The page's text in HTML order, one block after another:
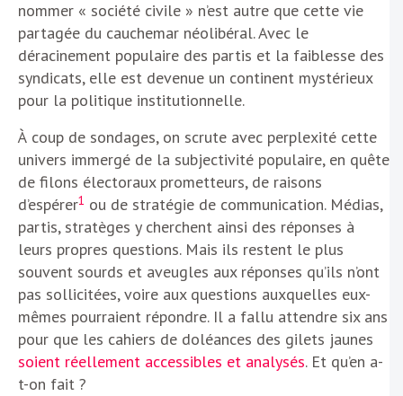
nommer « société civile » n’est autre que cette vie
partagée du cauchemar néolibéral. Avec le
déracinement populaire des partis et la faiblesse des
syndicats, elle est devenue un continent mystérieux
pour la politique institutionnelle.
À coup de sondages, on scrute avec perplexité cette
univers immergé de la subjectivité populaire, en quête
de filons électoraux prometteurs, de raisons
d’espérer1 ou de stratégie de communication. Médias,
partis, stratèges y cherchent ainsi des réponses à
leurs propres questions. Mais ils restent le plus
souvent sourds et aveugles aux réponses qu’ils n’ont
pas sollicitées, voire aux questions auxquelles eux-
mêmes pourraient répondre. Il a fallu attendre six ans
pour que les cahiers de doléances des gilets jaunes
soient réellement accessibles et analysés. Et qu’en a-
t-on fait ?